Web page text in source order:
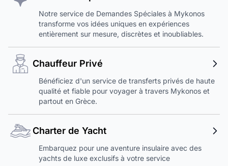
Notre service de Demandes Spéciales à Mykonos
transforme vos idées uniques en expériences
entièrement sur mesure, discrètes et inoubliables.
Chauffeur Privé
Bénéficiez d'un service de transferts privés de haute
qualité et fiable pour voyager à travers Mykonos et
partout en Grèce.
Charter de Yacht
Embarquez pour une aventure insulaire avec des
yachts de luxe exclusifs à votre service